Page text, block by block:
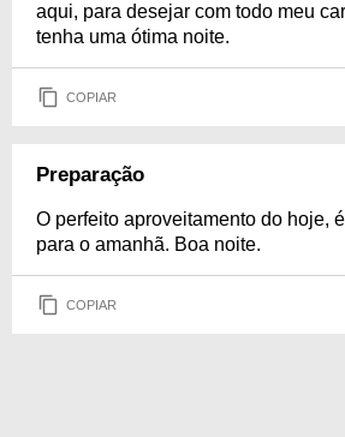
aqui, para desejar com todo meu
tenha uma ótima noite.
COPIAR
Preparação
O perfeito aproveitamento do hoje,
para o amanhã. Boa noite.
COPIAR